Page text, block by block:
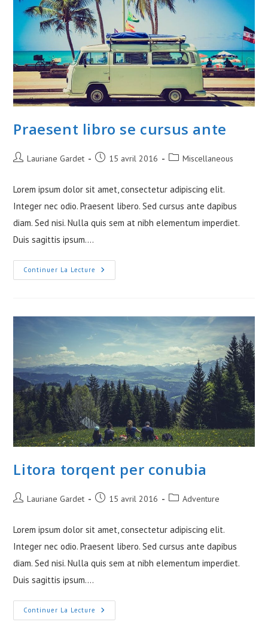
Praesent libro se cursus ante
Auteur/autrice
publication :
Lauriane Gardet
Publication
15 avril 2016
PostMiscellaneous
Lorem ipsum dolor sit amet, consectetur adipiscing elit.
Integer nec odio. Praesent libero. Sed cursus ante dapibus
diam. Sed nisi. Nulla quis sem at nibh elementum imperdiet.
Duis sagittis ipsum.…
Continuer La Lecture Praesent
Libro
Litora torqent per conubia
Auteur/autrice
publication :
Lauriane Gardet
Publication
15 avril 2016
PostAdventure
Lorem ipsum dolor sit amet, consectetur adipiscing elit.
Integer nec odio. Praesent libero. Sed cursus ante dapibus
diam. Sed nisi. Nulla quis sem at nibh elementum imperdiet.
Duis sagittis ipsum.…
Continuer La Lecture Litora
Torqent